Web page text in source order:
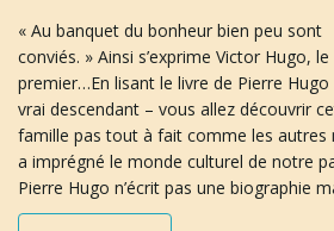
« Au banquet du bonheur bien peu sont
conviés. » Ainsi s’exprime Victor Hugo, le
premier…En lisant le livre de Pierre Hugo
vrai descendant – vous allez découvrir
famille pas tout à fait comme les autres
a imprégné le monde culturel de notre
Pierre Hugo n’écrit pas une biographie